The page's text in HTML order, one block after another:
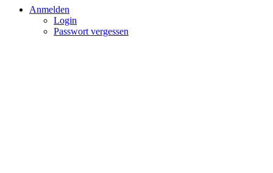
Anmelden
Login
Passwort vergessen